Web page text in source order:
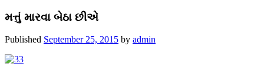
મત્તું મારવા બેઠા છીએ
Published September 25, 2015 by admin